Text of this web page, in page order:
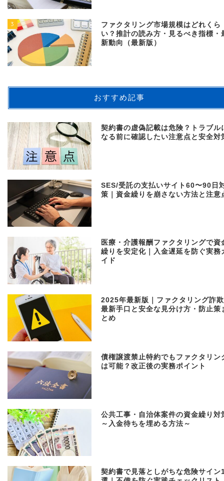
3
ファクタリング市場規模はどれくら
い？推計の読み方・見るべき指標・
新動向（最新版）
おすすめ記事
契約書の虚偽記載は危険？トラブル
なる前に確認したい注意点と安全対
SES/受託の支払いサイト60〜90日
策｜資金繰りを崩さない方法と注意
医療・介護報酬ファクタリングで資
繰りを安定化｜入金遅延を防ぐ実務
イド
2025年最新版｜ファクタリング詐
最新手口と安全な見分け方・防止策
とめ
債権譲渡禁止特約でもファクタリン
は可能？改正後の実務ポイント
公共工事・自治体案件の資金繰り対
～入金待ちを埋める方法～
契約書で見落としがちな危険サイン